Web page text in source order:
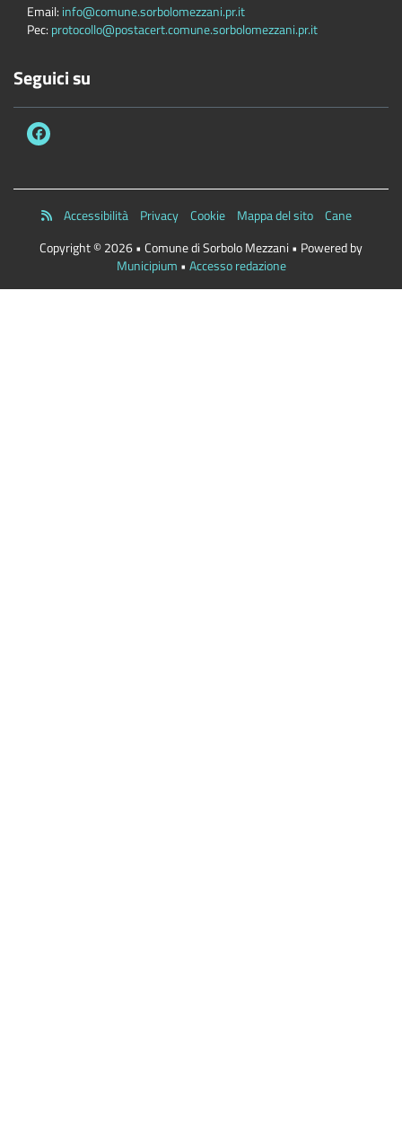
Email: info@comune.sorbolomezzani.pr.it
Pec: protocollo@postacert.comune.sorbolomezzani.pr.it
Seguici su
Accessibilità Privacy Cookie Mappa del sito
Cane
Copyright © 2026 • Comune di Sorbolo Mezzani • Powered by
Municipium • Accesso redazione